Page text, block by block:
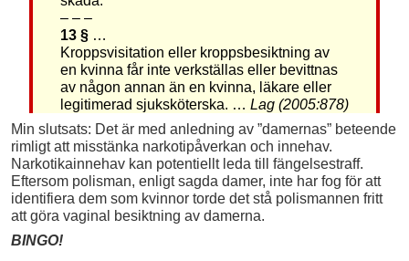
– – –
13 §…
Kroppsvisitation eller kroppsbesiktning av
en kvinna får inte verkställas eller bevittnas
av någon annan än en kvinna, läkare eller
legitimerad sjuksköterska. … Lag (2005:878)
Min slutsats: Det är med anledning av ”damernas” beteende
rimligt att misstänka narkotipåverkan och innehav.
Narkotikainnehav kan potentiellt leda till fängelsestraff.
Eftersom polisman, enligt sagda damer, inte har fog för att
identifiera dem som kvinnor torde det stå polismannen fritt
att göra vaginal besiktning av damerna.
BINGO!